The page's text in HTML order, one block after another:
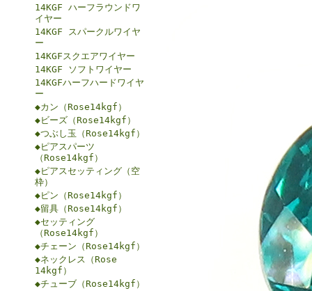
14KGF ハーフラウンドワ
イヤー
14KGF スパークルワイヤ
ー
14KGFスクエアワイヤー
14KGF ソフトワイヤー
14KGFハーフハードワイヤ
ー
◆カン（Rose14kgf）
◆ビーズ（Rose14kgf）
◆つぶし玉（Rose14kgf）
◆ピアスパーツ
（Rose14kgf）
◆ピアスセッティング（空
枠）
◆ピン（Rose14kgf）
◆留具（Rose14kgf）
◆セッティング
（Rose14kgf）
◆チェーン（Rose14kgf）
◆ネックレス（Rose
14kgf）
◆チューブ（Rose14kgf）